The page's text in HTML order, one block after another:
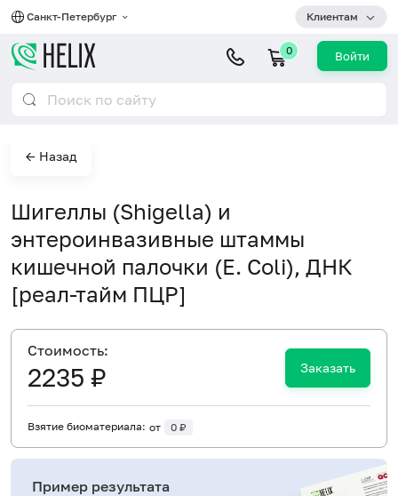
Санкт-Петербург Клиентам
0 Войти
← Назад
Шигеллы (Shigella) и
энтероинвазивные штаммы
кишечной палочки (E. Coli), ДНК
[реал-тайм ПЦР]
Cтоимость:
2235 ₽ Заказать
Взятие биоматериала: от 0 ₽
Пример результата